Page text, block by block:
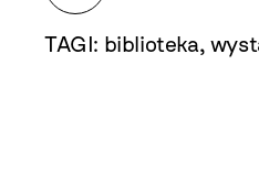
TAGI: biblioteka,